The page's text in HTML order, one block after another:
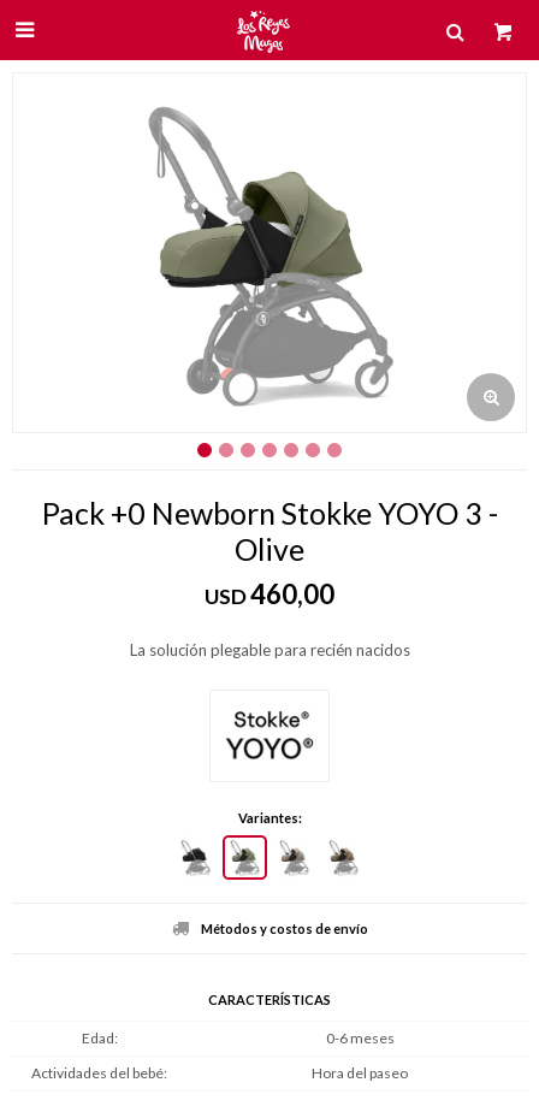

Pack +0 Newborn Stokke YOYO 3 -
Olive
USD460,00
La solución plegable para recién nacidos
Variantes:
Métodos y costos de envío
CARACTERÍSTICAS
Edad
0-6 meses
Actividades del bebé
Hora del paseo